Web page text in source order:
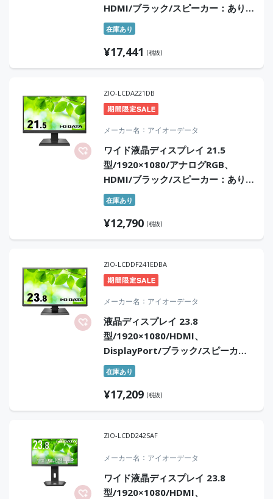
HDMI/ブラック/スピーカー：あり/
よりサステナブルなディスプレイへ/
「5年保証」「無輝点保証」3辺フレ
ームレス
在庫あり
¥17,441 (税抜)
ZIO-LCDA221DB
メーカー名 アイオーデータ
ワイド液晶ディスプレイ 21.5
型/1920×1080/アナログRGB、
HDMI/ブラック/スピーカー：あり/
よりサステナブルなディスプレイへ/
「5年保証」「無輝点保証」3辺フレ
ームレス
在庫あり
¥12,790 (税抜)
ZIO-LCDDF241EDBA
メーカー名 アイオーデータ
液晶ディスプレイ 23.8
型/1920×1080/HDMI、
DisplayPort/ブラック/スピーカ
ー：あり/「5年保証」「無輝点保
証」広視野角ADSパネル
在庫あり
¥17,209 (税抜)
ZIO-LCDD242SAF
メーカー名 アイオーデータ
ワイド液晶ディスプレイ 23.8
型/1920×1080/HDMI、